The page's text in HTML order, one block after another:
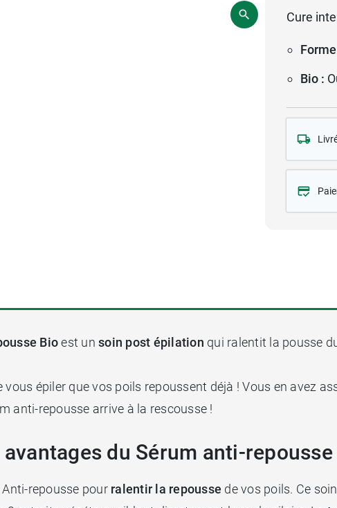
Cure
Bio :
Bioest un soin post épilation qui ralentit la pousse
épiler que vos poils repoussent déjà ! Vous en avez
anti-repousse arrive à la rescousse !
du Sérum anti-
repousse pour ralentir la repousse de vos poils. Ce